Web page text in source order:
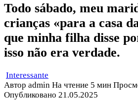
Todo sábado, meu
crianças «para a casa
que minha filha disse
isso não era verdade.
Interessante
Автор admin На чтение 5 мин
Опубликовано 21.05.2025